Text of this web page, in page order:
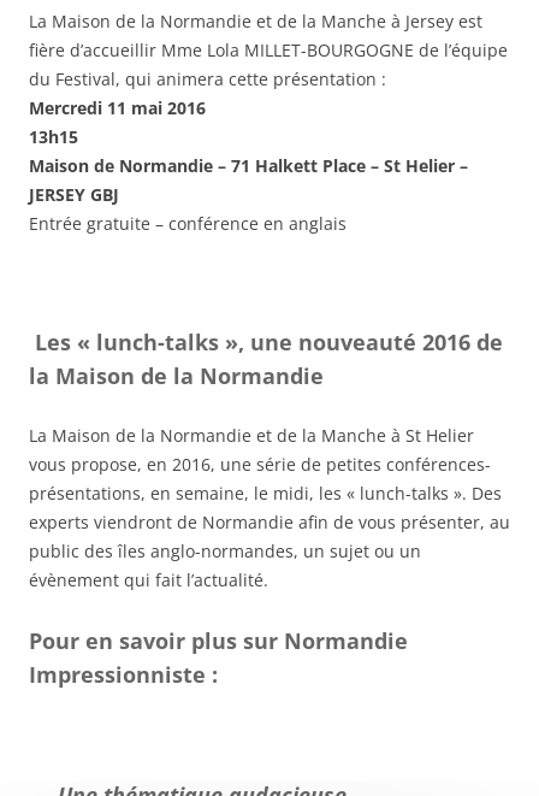
La Maison de la Normandie et de la Manche à Jersey est
fière d’accueillir Mme Lola MILLET-BOURGOGNE de l’équipe
du Festival, qui animera cette présentation :
Mercredi 11 mai 2016
13h15
Maison de Normandie – 71 Halkett Place – St Helier –
JERSEY GBJ
Entrée gratuite – conférence en anglais
Les « lunch-talks », une nouveauté 2016 de
la Maison de la Normandie
La Maison de la Normandie et de la Manche à St Helier
vous propose, en 2016, une série de petites conférences-
présentations, en semaine, le midi, les « lunch-talks ». Des
experts viendront de Normandie afin de vous présenter, au
public des îles anglo-normandes, un sujet ou un
évènement qui fait l’actualité.
Pour en savoir plus sur Normandie
Impressionniste :